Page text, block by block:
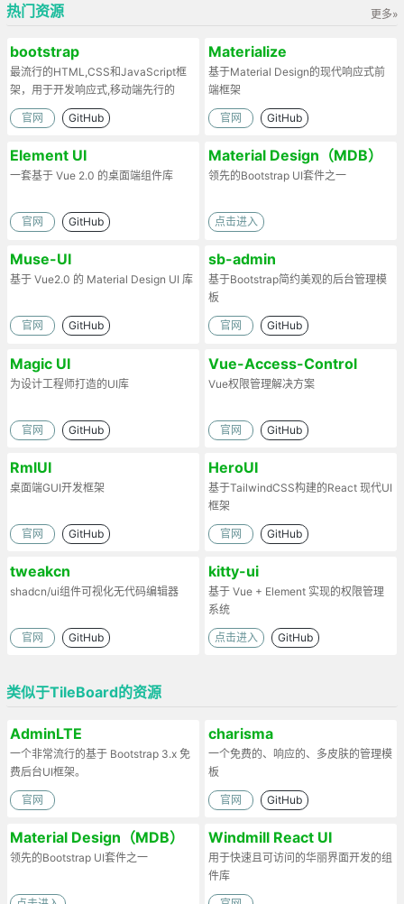
更多»
热门资源
bootstrap
最流行的HTML,CSS和JavaScript框
架，用于开发响应式,移动端先行的
web项目
官网 GitHub
Materialize
基于Material Design的现代响应式前
端框架
官网 GitHub
Element UI
一套基于 Vue 2.0 的桌面端组件库
官网 GitHub
Material Design（MDB）
领先的Bootstrap UI套件之一
点击进入
Muse-UI
基于 Vue2.0 的 Material Design UI 库
官网 GitHub
sb-admin
基于Bootstrap简约美观的后台管理模
板
官网 GitHub
Magic UI
为设计工程师打造的UI库
官网 GitHub
Vue-Access-Control
Vue权限管理解决方案
官网 GitHub
RmlUI
桌面端GUI开发框架
官网 GitHub
HeroUI
基于TailwindCSS构建的React 现代UI
框架
官网 GitHub
tweakcn
shadcn/ui组件可视化无代码编辑器
官网 GitHub
kitty-ui
基于 Vue + Element 实现的权限管理
系统
点击进入 GitHub
类似于TileBoard的资源
AdminLTE
一个非常流行的基于 Bootstrap 3.x 免
费后台UI框架。
官网
charisma
一个免费的、响应的、多皮肤的管理模
板
官网 GitHub
Material Design（MDB）
领先的Bootstrap UI套件之一
Windmill React UI
用于快速且可访问的华丽界面开发的组
件库